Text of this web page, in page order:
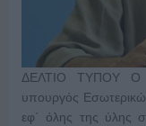
ΔΕΛΤΙΟ ΤΥΠΟΥ Ο
υπουργός
εφ΄ όλης της ύλης